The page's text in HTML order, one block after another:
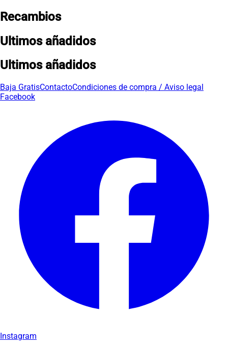
Recambios
Ultimos añadidos
Ultimos añadidos
Baja GratisContactoCondiciones de compra / Aviso legal
Facebook
Instagram